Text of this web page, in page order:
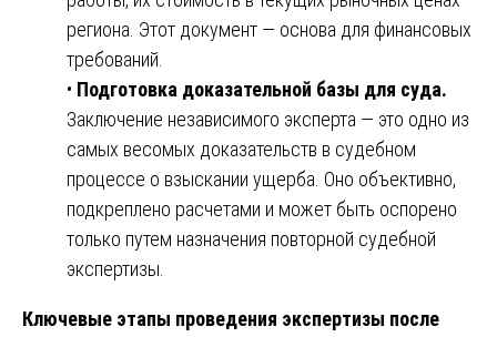
региона. Этот документ — основа для финансовых
требований.
• Подготовка доказательной базы для суда.
Заключение независимого эксперта — это одно из
самых весомых доказательств в судебном
процессе о взыскании ущерба. Оно объективно,
подкреплено расчетами и может быть оспорено
только путем назначения повторной судебной
экспертизы.
Ключевые этапы проведения экспертизы после